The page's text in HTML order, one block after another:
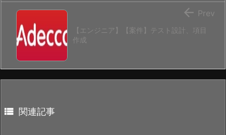
【エンジニア】【案件】テスト設計、項目
作成
 Prev
 関連記事